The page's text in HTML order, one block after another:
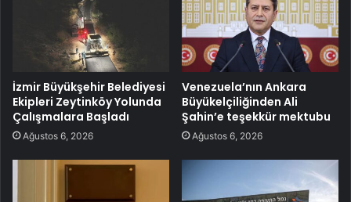
İzmir Büyükşehir Belediyesi
Ekipleri Zeytinköy Yolunda
Çalışmalara Başladı
Ağustos 6, 2026
Venezuela’nın Ankara
Büyükelçiliğinden Ali
Şahin’e teşekkür mektubu
Ağustos 6, 2026